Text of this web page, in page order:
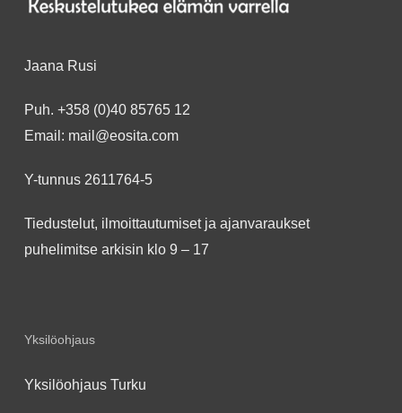
Jaana Rusi
Puh. +358 (0)40 85765 12
Email: mail@eosita.com
Y-tunnus 2611764-5
Tiedustelut, ilmoittautumiset ja ajanvaraukset
puhelimitse arkisin klo 9 – 17
Yksilöohjaus
Yksilöohjaus Turku